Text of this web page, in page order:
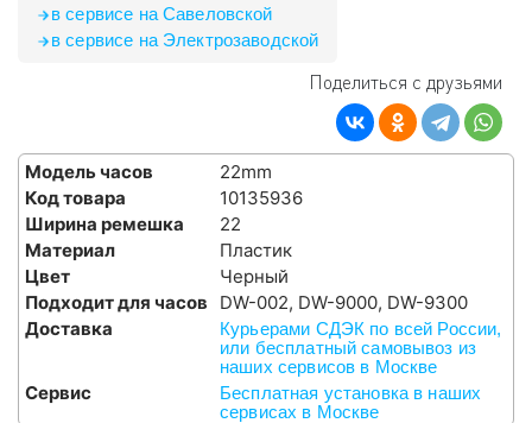
в сервисе на Савеловской
в сервисе на Электрозаводской
Поделиться с друзьями
Модель часов
22mm
Код товара
10135936
Ширина ремешка
22
Материал
Пластик
Цвет
Черный
Подходит для часов
DW-002, DW-9000, DW-9300
Доставка
Курьерами СДЭК по всей России,
или бесплатный самовывоз из
наших сервисов в Москве
Сервис
Бесплатная установка в наших
сервисах в Москве